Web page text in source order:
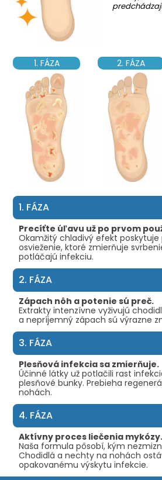
1. FÁZA 2. FÁZA
1. FÁZA
Precíťte úľavu už po prvom
Okamžitý chladivý efekt poskytuje
osvieženie, ktoré zmierňuje
potláčajú infekciu.
2. FÁZA
Zápach nôh a potenie sú preč.
Extrakty intenzívne vyživujú
a nepríjemný zápach sú výrazne
3. FÁZA
Plesňová infekcia sa zmierňuje.
Účinné látky už potlačili rast
plesňové bunky. Prebieha
nohách.
4. FÁZA
Aktívny proces liečenia mykózy.
Naša formula pôsobí, kým
Chodidlá a nechty na nohách
opakovanému výskytu infekcie.